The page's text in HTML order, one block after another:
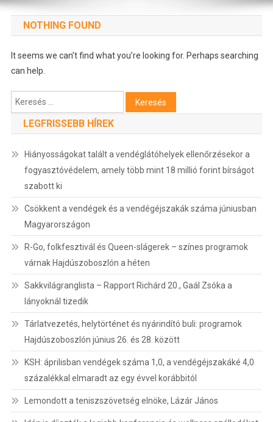
NOTHING FOUND
It seems we can’t find what you’re looking for. Perhaps searching
can help.
Keresés:
LEGFRISSEBB HÍREK
Hiányosságokat talált a vendéglátóhelyek ellenőrzésekor a
fogyasztóvédelem, amely több mint 18 millió forint bírságot
szabott ki
Csökkent a vendégek és a vendégéjszakák száma júniusban
Magyarországon
R-Go, folkfesztivál és Queen-slágerek – színes programok
várnak Hajdúszoboszlón a héten
Sakkvilágranglista – Rapport Richárd 20., Gaál Zsóka a
lányoknál tizedik
Tárlatvezetés, helytörténet és nyárindító buli: programok
Hajdúszoboszlón június 26. és 28. között
KSH: áprilisban vendégek száma 1,0, a vendégéjszakáké 4,0
százalékkal elmaradt az egy évvel korábbitól
Lemondott a teniszszövetség elnöke, Lázár János